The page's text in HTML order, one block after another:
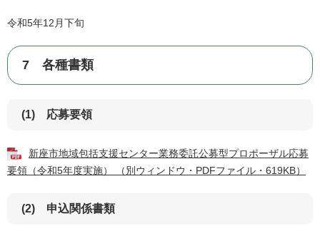
令和5年12月下旬
7 各種書類
(1) 応募要領
新座市地域包括支援センター業務委託公募型プロポーザル応募
要領（令和5年度実施） （別ウィンドウ・PDFファイル・619KB）
(2) 申込関係書類